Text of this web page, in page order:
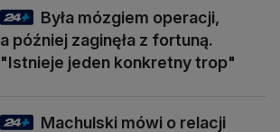
Była mózgiem operacji,
a później zaginęła z fortuną.
"Istnieje jeden konkretny trop"
Machulski mówi o relacji